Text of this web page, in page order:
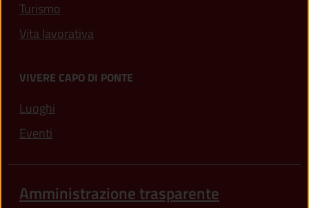
Turismo
Vita lavorativa
VIVERE CAPO DI PONTE
Luoghi
Eventi
Amministrazione trasparente